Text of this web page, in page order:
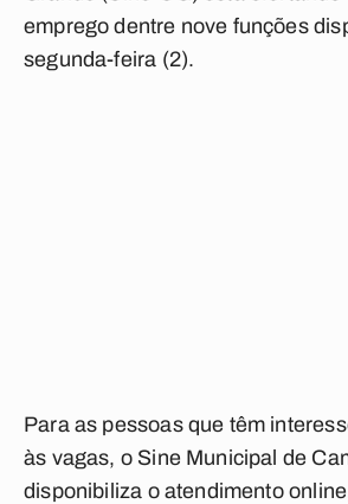
emprego dentre nove funções
segunda-feira (2).
Para as pessoas que têm
às vagas, o Sine Municipal de
disponibiliza o atendimento